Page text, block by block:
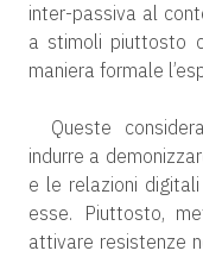
inter-passiva al
a stimoli piuttosto
maniera formale
Queste
indurre a
e le relazioni
esse. Piuttosto,
attivare resistenze